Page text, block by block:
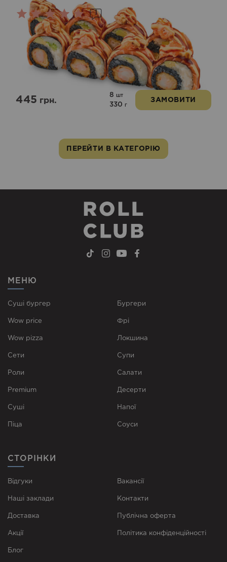
Оцінено
5.00
з 5
1
445грн.
8 шт
330 г
ЗАМОВИТИ
ПЕРЕЙТИ В КАТЕГОРІЮ
МЕНЮ
Суші бургер
Wow price
Wow pizza
Сети
Роли
Premium
Суші
Піца
Бургери
Фрі
Локшина
Супи
Cалати
Десерти
Напої
Соуси
СТОРІНКИ
Відгуки
Наші заклади
Доставка
Акції
Блог
Вакансії
Контакти
Публічна оферта
Політика конфіденційності